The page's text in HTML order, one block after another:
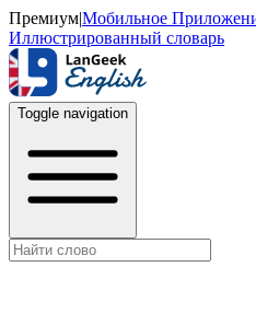
Премиум|Мобильное
Иллюстрированный словарь
Toggle navigation